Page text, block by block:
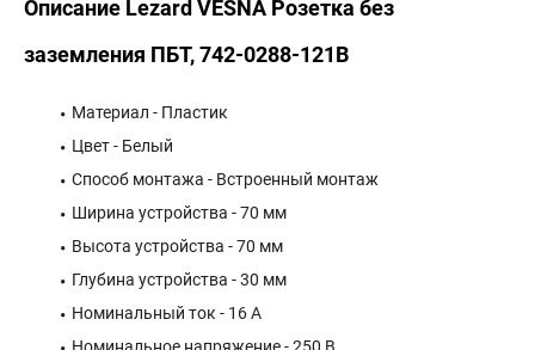
Описание Lezard VESNA Розетка без
заземления ПБТ, 742-0288-121B
Материал - Пластик
Цвет - Белый
Способ монтажа - Встроенный монтаж
Ширина устройства - 70 мм
Высота устройства - 70 мм
Глубина устройства - 30 мм
Номинальный ток - 16 А